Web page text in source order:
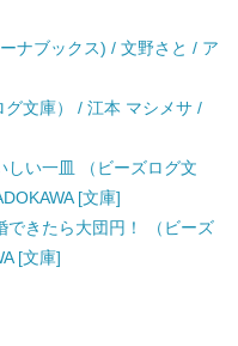
ナブックス) / 文野さと / ア
文庫） / 江本 マシメサ /
しい一皿 （ビーズログ文
[文庫]
できたら大団円！ （ビーズ
[文庫]